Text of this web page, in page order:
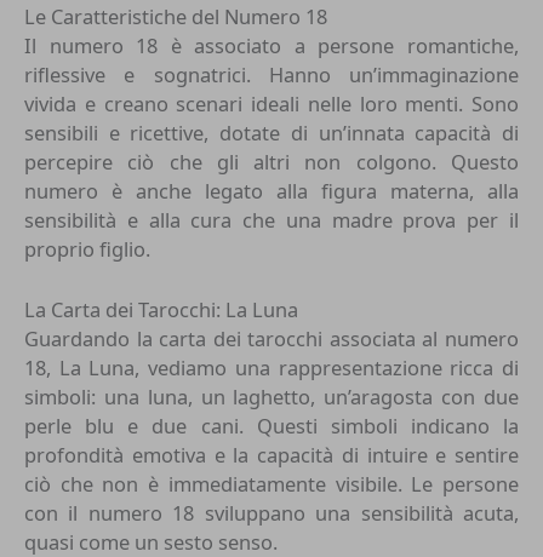
Le Caratteristiche del Numero 18
Il numero 18 è associato a persone romantiche,
riflessive e sognatrici. Hanno un’immaginazione
vivida e creano scenari ideali nelle loro menti. Sono
sensibili e ricettive, dotate di un’innata capacità di
percepire ciò che gli altri non colgono. Questo
numero è anche legato alla figura materna, alla
sensibilità e alla cura che una madre prova per il
proprio figlio.
La Carta dei Tarocchi: La Luna
Guardando la carta dei tarocchi associata al numero
18, La Luna, vediamo una rappresentazione ricca di
simboli: una luna, un laghetto, un’aragosta con due
perle blu e due cani. Questi simboli indicano la
profondità emotiva e la capacità di intuire e sentire
ciò che non è immediatamente visibile. Le persone
con il numero 18 sviluppano una sensibilità acuta,
quasi come un sesto senso.